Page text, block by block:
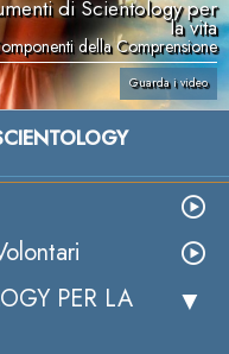
di Scientology per
la vita
della Comprensione
Guarda i video
PER LA